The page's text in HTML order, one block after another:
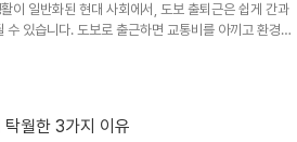
오를 때는 하체 근육에서 더 큰 힘이 요구되므로 파
이 일반화된 현대 사회에서, 도보 출퇴근은 쉽게 간과
있습니다. 도보로 출근하면 교통비를 아끼고 환경을
시간을 내지 않아도 건강을 지킬 수 있는 간단하고 효
을 시작하긴 하지만, 시간이 없거나 동기가 부족하거나
월한 3가지 이유